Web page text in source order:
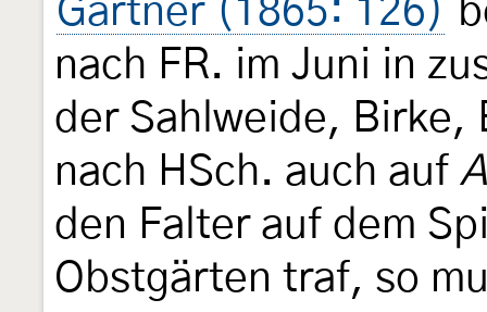
Gartner (1865: 126)
nach FR. im Juni in
der Sahlweide, Birke,
nach HSch. auch auf
den Falter auf dem
Obstgärten traf, so